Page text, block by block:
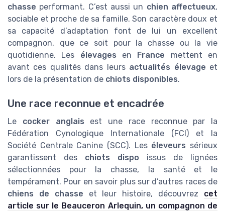
chasse performant. C’est aussi un chien affectueux,
sociable et proche de sa famille. Son caractère doux et
sa capacité d’adaptation font de lui un excellent
compagnon, que ce soit pour la chasse ou la vie
quotidienne. Les élevages en France mettent en
avant ces qualités dans leurs actualités élevage et
lors de la présentation de chiots disponibles.
Une race reconnue et encadrée
Le cocker anglais est une race reconnue par la
Fédération Cynologique Internationale (FCI) et la
Société Centrale Canine (SCC). Les éleveurs sérieux
garantissent des chiots dispo issus de lignées
sélectionnées pour la chasse, la santé et le
tempérament. Pour en savoir plus sur d’autres races de
chiens de chasse et leur histoire, découvrez cet
article sur le Beauceron Arlequin, un compagnon de